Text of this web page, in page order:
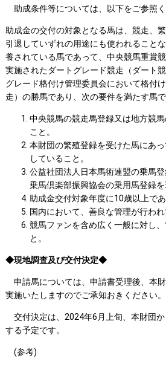
助成条件等については、以下をご参照く
助成金の交付の対象となる馬は、競走、
引退していずれの用途にも使われること
養されている馬であって、中央競馬重賞
実施されたダートグレード競走（ダート
グレード格付け管理委員会において格付
走）の勝馬であり、次の要件を満たす馬で
中央競馬の競走馬登録又は地方競
こと。
本財団の繁殖登録を受けた馬にあ
していること。
公益社団法人日本馬術連盟の乗馬
乗馬倶楽部振興協会の乗用馬登録を
助成金交付対象年度に10歳以上であ
国内において、善良な管理が行われ
競馬ファンを含め広く一般に対し
と。
◆現地調査及び交付決定◆
申請馬については、申請書受理後、本
実施いたしますのでご承知おきください。
交付決定は、2024年6月上旬、本財団
する予定です。
(参考)